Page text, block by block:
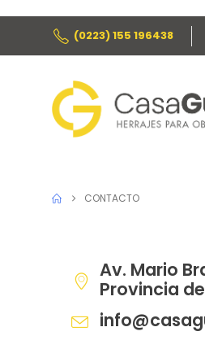
(0223) 155 196438
CONTACTO
Av. Mario
Provincia